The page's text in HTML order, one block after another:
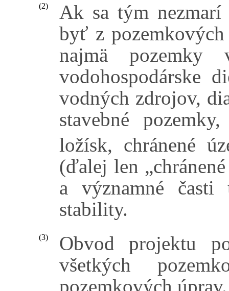
(2)
Ak sa tým nezmarí
byť z
najmä pozemky
vodohospodárske
vodných zdrojov,
stavebné
ložísk, chránené
(ďalej len
a významné časti
stability.
(3)
Obvod projektu
všetkých
pozemkových úprav.